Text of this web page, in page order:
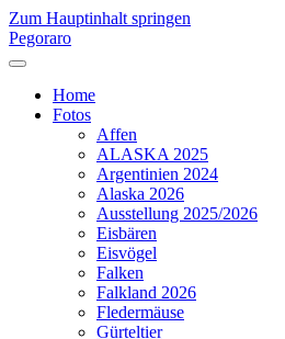
Zum Hauptinhalt springen
Pegoraro
Home
Fotos
Affen
ALASKA 2025
Argentinien 2024
Alaska 2026
Ausstellung 2025/2026
Eisbären
Eisvögel
Falken
Falkland 2026
Fledermäuse
Gürteltier